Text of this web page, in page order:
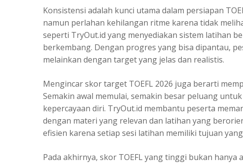
Konsistensi adalah kunci utama dalam persiapan
namun perlahan kehilangan ritme karena tidak
seperti TryOut.id yang menyediakan sistem latihan
berkembang. Dengan progres yang bisa dipantau,
melainkan dengan target yang jelas dan realistis.
Mengincar skor target TOEFL 2026 juga berarti
Semakin awal memulai, semakin besar peluang
kepercayaan diri. TryOut.id membantu peserta
dengan materi yang relevan dan latihan yang
efisien karena setiap sesi latihan memiliki tujuan
Pada akhirnya, skor TOEFL yang tinggi bukan